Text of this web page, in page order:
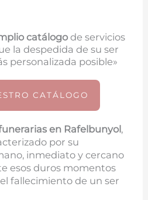
catálogo de servicios
la despedida de su ser
personalizada posible»
CATÁLOGO
en Rafelbunyol,
por su
inmediato y cercano
esos duros momentos
fallecimiento de un ser